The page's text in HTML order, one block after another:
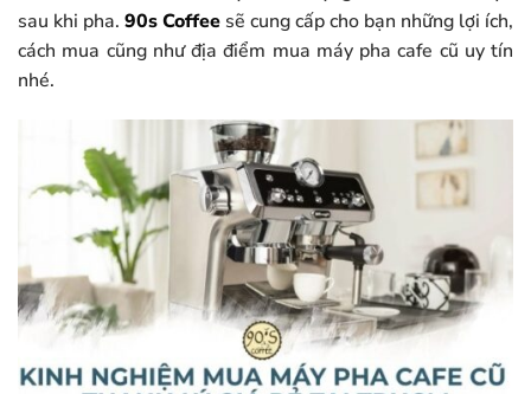
sau khi pha. 90s Coffee sẽ cung cấp cho bạn những lợi ích,
cách mua cũng như địa điểm mua máy pha cafe cũ uy tín
nhé.